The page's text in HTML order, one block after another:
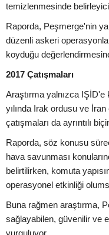
temizlenmesinde
Raporda, Peşmerge'nin
düzenli askeri
koyduğu
2017 Çatışmaları
Araştırma yalnızca IŞİD'e
yılında Irak ordusu ve
çatışmaları da ayrıntılı
Raporda, söz konusu
hava savunması
belirtilirken, komuta
operasyonel etkinliği
Buna rağmen araştırma,
sağlayabilen, güvenilir ve
vurguluyor.